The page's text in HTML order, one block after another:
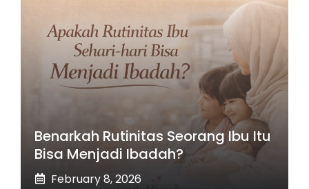
Benarkah Rutinitas Seorang Ibu Itu
Bisa Menjadi Ibadah?
February 8, 2026